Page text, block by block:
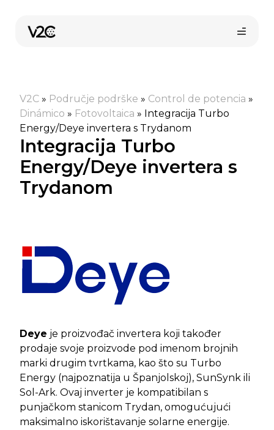
sadržaj
Kupi online
V2C » Područje podrške » Control de potencia »
Dinámico » Fotovoltaica » Integracija Turbo
Energy/Deye invertera s Trydanom
Integracija Turbo
Energy/Deye invertera s
Trydanom
Deye je proizvođač invertera koji također
prodaje svoje proizvode pod imenom brojnih
marki drugim tvrtkama, kao što su Turbo
Energy (najpoznatija u Španjolskoj), SunSynk ili
Sol-Ark. Ovaj inverter je kompatibilan s
punjačkom stanicom Trydan, omogućujući
maksimalno iskorištavanje solarne energije.